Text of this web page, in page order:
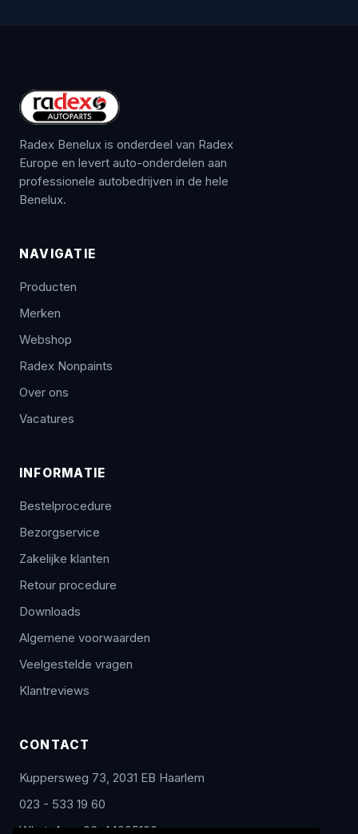
Radex Benelux is onderdeel van Radex
Europe en levert auto-onderdelen aan
professionele autobedrijven in de hele
Benelux.
NAVIGATIE
Producten
Merken
Webshop
Radex Nonpaints
Over ons
Vacatures
INFORMATIE
Bestelprocedure
Bezorgservice
Zakelijke klanten
Retour procedure
Downloads
Algemene voorwaarden
Veelgestelde vragen
Klantreviews
CONTACT
Kuppersweg 73, 2031 EB Haarlem
023 - 533 19 60
WhatsApp: 06-44005100